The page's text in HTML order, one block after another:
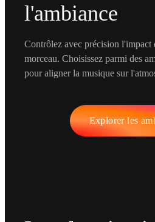
l'ambiance
Contrôlez avec précision l'impact
morceau. Choisissez parmi des
pour aligner la musique sur
Explorer les